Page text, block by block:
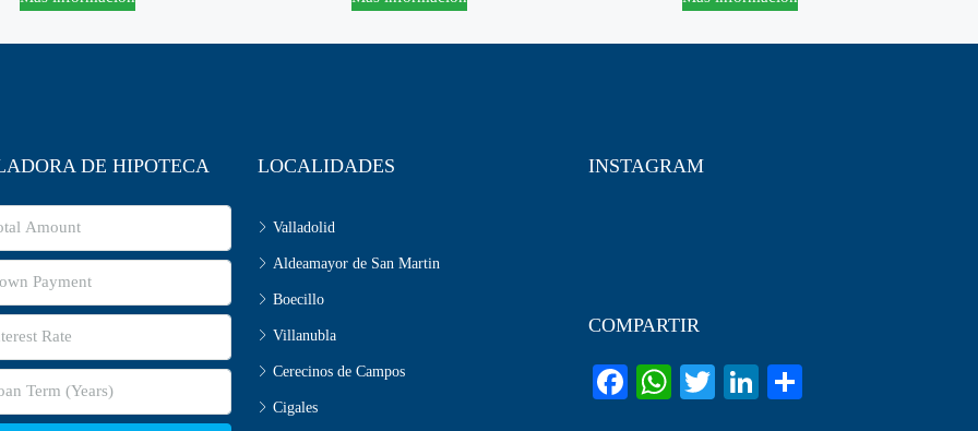
DE HIPOTECA LOCALIDADES
Valladolid
Aldeamayor de San Martin
Boecillo
Villanubla
Cerecinos de Campos
Cigales
INSTAGRAM
COMPARTIR
Facebook
WhatsApp
TwitterLinkedIn